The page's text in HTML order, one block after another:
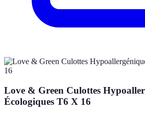
Love & Green Culottes
Écologiques T6 X 16